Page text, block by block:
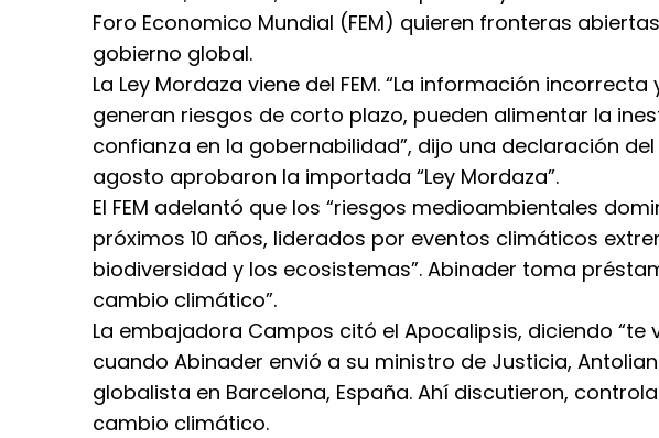
Foro Economico Mundial (FEM) quieren fronteras
gobierno global.
La Ley Mordaza viene del FEM. “La información
generan riesgos de corto plazo, pueden alimentar la
confianza en la gobernabilidad”, dijo una declaración del
agosto aprobaron la importada “Ley Mordaza”.
El FEM adelantó que los “riesgos medioambientales
próximos 10 años, liderados por eventos climáticos
biodiversidad y los ecosistemas”. Abinader toma
cambio climático”.
La embajadora Campos citó el Apocalipsis, diciendo “te
cuando Abinader envió a su ministro de Justicia,
globalista en Barcelona, España. Ahí discutieron,
cambio climático.